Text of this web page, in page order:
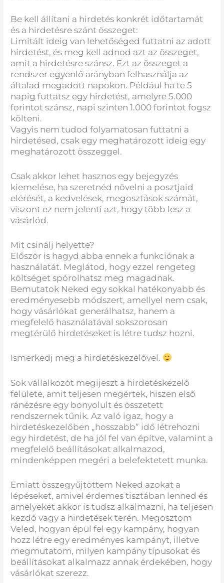
Be kell állítani a hirdetés konkrét időtartamát
és a hirdetésre szánt összeget:
Limitált ideig van lehetőséged futtatni az adott
hirdetést, és meg kell adnod azt az összeget,
amit a hirdetésre szánsz. Ezt az összeget a
rendszer egyenlő arányban felhasználja az
általad megadott napokon. Például ha te 5
napig futtatsz egy hirdetést, amelyre 5.000
forintot szánsz, napi szinten 1.000 forintot fogsz
költeni.
Vagyis nem tudod folyamatosan futtatni a
hirdetésed, csak egy meghatározott ideig egy
meghatározott összeggel.
Csak akkor lehet hasznos egy bejegyzés
kiemelése, ha szeretnéd növelni a posztjaid
elérését, a kedvelések, megosztások számát,
viszont ez nem jelenti azt, hogy több lesz a
vásárlód.
Mit csinálj helyette?
Először is hagyd abba ennek a funkciónak a
használatát. Meglátod, hogy ezzel rengeteg
költséget spórolhatsz meg magadnak.
Bemutatok Neked egy sokkal hatékonyabb és
eredményesebb módszert, amellyel nem csak,
hogy vásárlókat generálhatsz, hanem a
megfelelő használatával sokszorosan
megtérülő hirdetéseket is létre tudsz hozni.
Ismerkedj meg a hirdetéskezelővel.
Sok vállalkozót megijeszt a hirdetéskezelő
felülete, amit teljesen megértek, hiszen első
ránézésre egy bonyolult és összetett
rendszernek tűnik. Az való igaz, hogy a
hirdetéskezelőben „hosszabb” idő létrehozni
egy hirdetést, de ha jól fel van építve, valamint a
megfelelő beállításokat alkalmazod,
mindenképpen megéri a belefektetett munka.
Emiatt összegyűjtöttem Neked azokat a
lépéseket, amivel érdemes tisztában lenned és
amelyeket akkor is tudsz alkalmazni, ha teljesen
kezdő vagy a hirdetések terén. Megosztom
Veled, hogyan épül fel egy kampány, hogyan
hozz létre egy eredményes kampányt, illetve
megmutatom, milyen kampány típusokat és
beállításokat alkalmazz annak érdekében, hogy
vásárlókat szerezz.